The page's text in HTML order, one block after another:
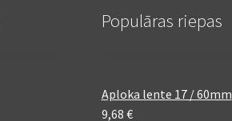
Populāras riepas
Aploka lente 17 / 60mm
9,68 €